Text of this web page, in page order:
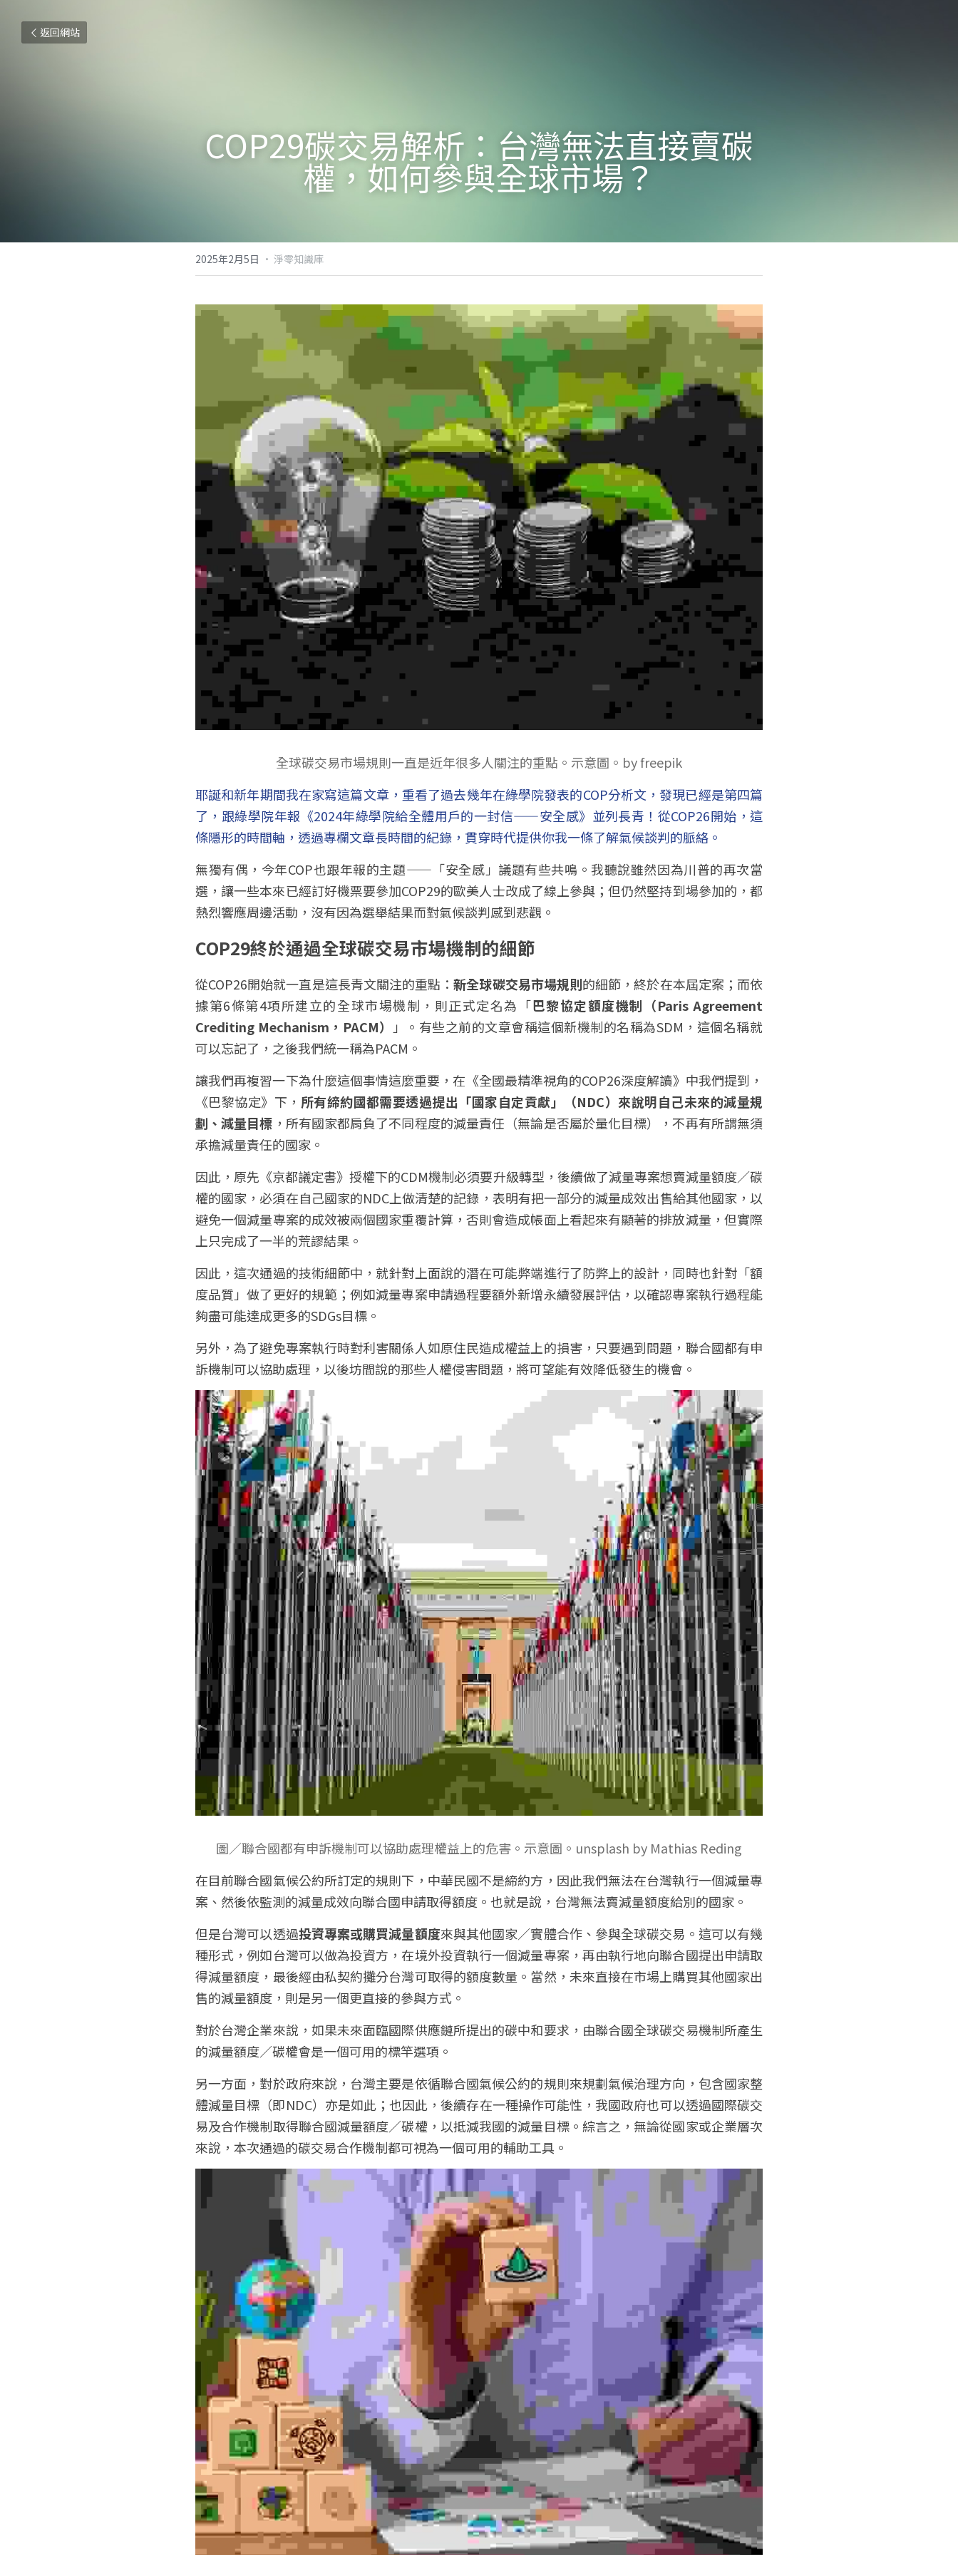
返回網站
COP29碳交易解析：台灣無法直接賣碳
權，如何參與全球市場？
2025年2月5日 · 淨零知識庫
全球碳交易市場規則一直是近年很多人關注的重點。示意圖。by freepik
耶誕和新年期間我在家寫這篇文章，重看了過去幾年在綠學院發表的COP分析文，發現已經是第四篇
了，跟綠學院年報《2024年綠學院給全體用戶的一封信——安全感》並列長青！從COP26開始，這
條隱形的時間軸，透過專欄文章長時間的紀錄，貫穿時代提供你我一條了解氣候談判的脈絡。
無獨有偶，今年COP也跟年報的主題——「安全感」議題有些共鳴。我聽說雖然因為川普的再次當
選，讓一些本來已經訂好機票要參加COP29的歐美人士改成了線上參與；但仍然堅持到場參加的，都
熱烈響應周邊活動，沒有因為選舉結果而對氣候談判感到悲觀。
COP29終於通過全球碳交易市場機制的細節
從COP26開始就一直是這長青文關注的重點：新全球碳交易市場規則的細節，終於在本屆定案；而依
據第6條第4項所建立的全球市場機制，則正式定名為「巴黎協定額度機制（Paris Agreement
Crediting Mechanism，PACM）
」。有些之前的文章會稱這個新機制的名稱為SDM，這個名稱就
可以忘記了，之後我們統一稱為PACM。
讓我們再複習一下為什麼這個事情這麼重要，在《全國最精準視角的COP26深度解讀》中我們提到，
《巴黎協定》下， 所有締約國都需要透過提出「國家自定貢獻」（NDC）來說明自己未來的減量規
劃、減量目標 ，所有國家都肩負了不同程度的減量責任（無論是否屬於量化目標），不再有所謂無須
承擔減量責任的國家。
因此，原先《京都議定書》授權下的CDM機制必須要升級轉型，後續做了減量專案想賣減量額度／碳
權的國家，必須在自己國家的NDC上做清楚的記錄，表明有把一部分的減量成效出售給其他國家，以
避免一個減量專案的成效被兩個國家重覆計算，否則會造成帳面上看起來有顯著的排放減量，但實際
上只完成了一半的荒謬結果。
因此，這次通過的技術細節中，就針對上面說的潛在可能弊端進行了防弊上的設計，同時也針對「額
度品質」做了更好的規範；例如減量專案申請過程要額外新增永續發展評估，以確認專案執行過程能
夠盡可能達成更多的SDGs目標。
另外，為了避免專案執行時對利害關係人如原住民造成權益上的損害，只要遇到問題，聯合國都有申
訴機制可以協助處理，以後坊間說的那些人權侵害問題，將可望能有效降低發生的機會。
圖／聯合國都有申訴機制可以協助處理權益上的危害。示意圖。unsplash by Mathias Reding
在目前聯合國氣候公約所訂定的規則下，中華民國不是締約方，因此我們無法在台灣執行一個減量專
案、然後依監測的減量成效向聯合國申請取得額度。也就是說，台灣無法賣減量額度給別的國家。
但是台灣可以透過投資專案或購買減量額度來與其他國家／實體合作、參與全球碳交易。這可以有幾
種形式，例如台灣可以做為投資方，在境外投資執行一個減量專案，再由執行地向聯合國提出申請取
得減量額度，最後經由私契約攤分台灣可取得的額度數量。當然，未來直接在市場上購買其他國家出
售的減量額度，則是另一個更直接的參與方式。
對於台灣企業來說，如果未來面臨國際供應鏈所提出的碳中和要求，由聯合國全球碳交易機制所產生
的減量額度／碳權會是一個可用的標竿選項。
另一方面，對於政府來說，台灣主要是依循聯合國氣候公約的規則來規劃氣候治理方向，包含國家整
體減量目標（即NDC）亦是如此；也因此，後續存在一種操作可能性，我國政府也可以透過國際碳交
易及合作機制取得聯合國減量額度／碳權，以抵減我國的減量目標。綜言之，無論從國家或企業層次
來說，本次通過的碳交易合作機制都可視為一個可用的輔助工具。